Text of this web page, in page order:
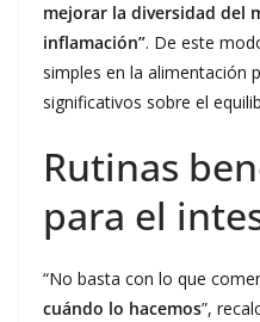
mejorar la diversidad del
inflamación”. De este
simples en la alimentación
significativos sobre el
Rutinas
para el
“No basta con lo que
cuándo lo hacemos”,